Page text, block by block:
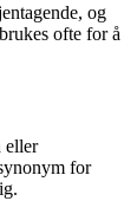
og
ofte for å
eller
for